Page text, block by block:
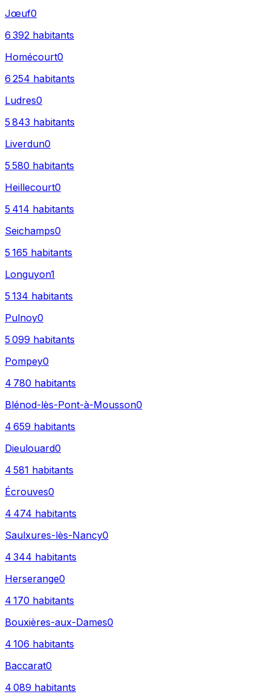
Jœuf0
6 392 habitants
Homécourt0
6 254 habitants
Ludres0
5 843 habitants
Liverdun0
5 580 habitants
Heillecourt0
5 414 habitants
Seichamps0
5 165 habitants
Longuyon1
5 134 habitants
Pulnoy0
5 099 habitants
Pompey0
4 780 habitants
Blénod-lès-Pont-à-Mousson0
4 659 habitants
Dieulouard0
4 581 habitants
Écrouves0
4 474 habitants
Saulxures-lès-Nancy0
4 344 habitants
Herserange0
4 170 habitants
Bouxières-aux-Dames0
4 106 habitants
Baccarat0
4 089 habitants